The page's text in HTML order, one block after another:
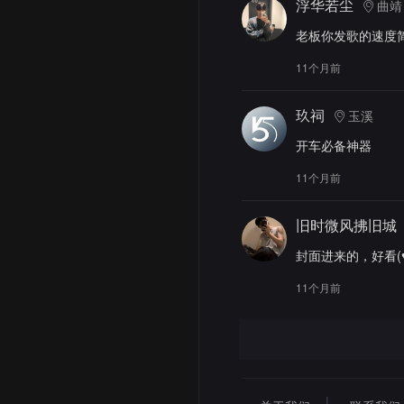
浮华若尘
曲靖
老板你发歌的速度
11个月前
玖祠
玉溪
开车必备神器
11个月前
旧时微风拂旧城
封面进来的，好看
11个月前